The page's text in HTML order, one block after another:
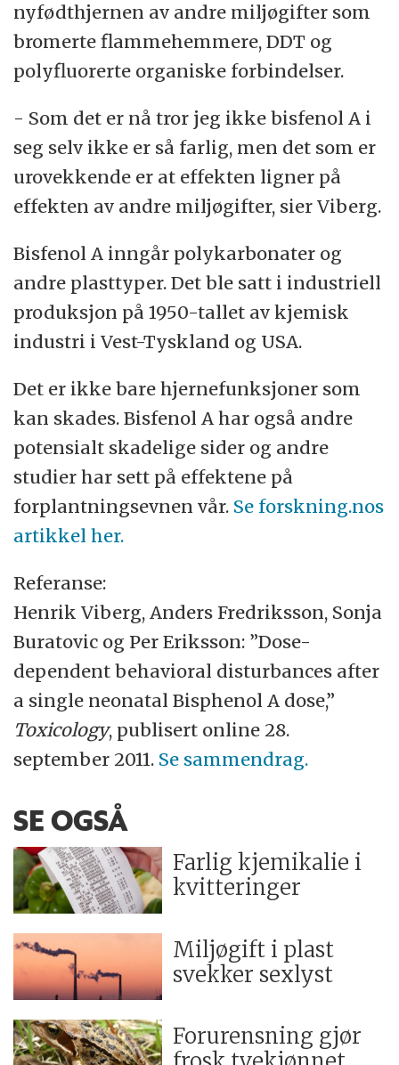
nyfødthjernen av andre miljøgifter som
bromerte flammehemmere, DDT og
polyfluorerte organiske forbindelser.
- Som det er nå tror jeg ikke bisfenol A i
seg selv ikke er så farlig, men det som er
urovekkende er at effekten ligner på
effekten av andre miljøgifter, sier Viberg.
Bisfenol A inngår polykarbonater og
andre plasttyper. Det ble satt i industriell
produksjon på 1950-tallet av kjemisk
industri i Vest-Tyskland og USA.
Det er ikke bare hjernefunksjoner som
kan skades. Bisfenol A har også andre
potensialt skadelige sider og andre
studier har sett på effektene på
forplantningsevnen vår. Se forskning.nos
artikkel her.
Referanse:
Henrik Viberg, Anders Fredriksson, Sonja
Buratovic og Per Eriksson: ”Dose-
dependent behavioral disturbances after
a single neonatal Bisphenol A dose,”
Toxicology, publisert online 28.
september 2011. Se sammendrag.
SE OGSÅ
Farlig kjemikalie i
kvitteringer
Miljøgift i plast
svekker sexlyst
Forurensning gjør